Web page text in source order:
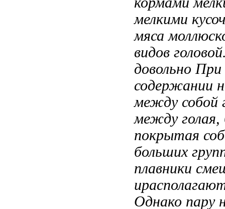
мелкими
мяса
видов
довольно При
содержании
между собой
междуголая,
покрытая
больших
плавники
Однако пару